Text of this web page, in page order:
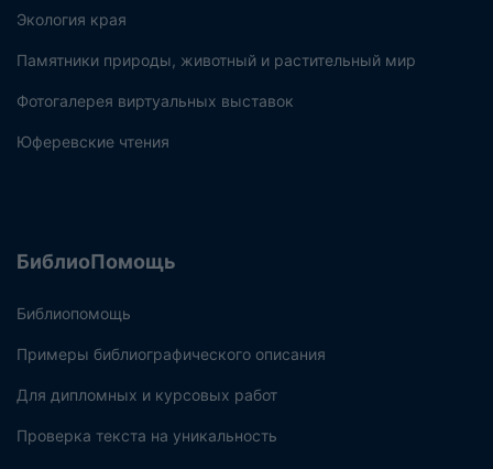
Экология края
Памятники природы, животный и растительный мир
Фотогалерея виртуальных выставок
Юферевские чтения
БиблиоПомощь
Библиопомощь
Примеры библиографического описания
Для дипломных и курсовых работ
Проверка текста на уникальность